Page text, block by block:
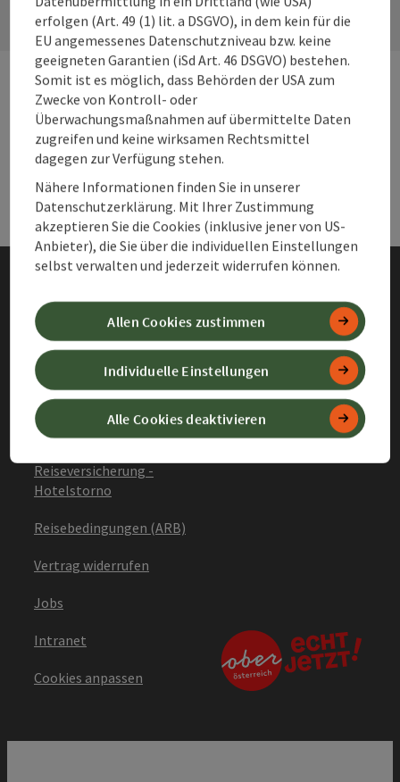
Webseiten
Services
Impressum
Datenschutz
Barrierefreiheitserklärung
Allgemeine
Geschäftsbedingungen
Reiseversicherung -
Hotelstorno
Reisebedingungen (ARB)
Vertrag widerrufen
Jobs
Intranet
Cookies anpassen
erfolgen (Art. 49 (1) lit. a DSGVO), in dem kein für die
EU angemessenes Datenschutzniveau bzw. keine
geeigneten Garantien (iSd Art. 46 DSGVO) bestehen.
Somit ist es möglich, dass Behörden der USA zum
Zwecke von Kontroll- oder
Überwachungsmaßnahmen auf übermittelte Daten
zugreifen und keine wirksamen Rechtsmittel
dagegen zur Verfügung stehen.
Nähere Informationen finden Sie in unserer
Datenschutzerklärung. Mit Ihrer Zustimmung
akzeptieren Sie die Cookies (inklusive jener von US-
Anbieter), die Sie über die individuellen Einstellungen
selbst verwalten und jederzeit widerrufen können.
Alle Cookies deaktivieren
Individuelle Einstellungen
Allen Cookies zustimmen